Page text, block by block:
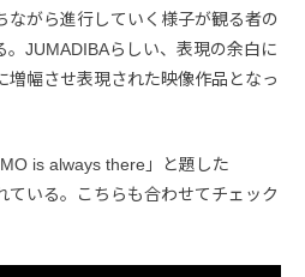
ながら進行していく様子が観る者の
。JUMADIBAらしい、表現の余白に
増幅させ表現された映像作品となっ
is always there」と題した
ている。こちらも合わせてチェック